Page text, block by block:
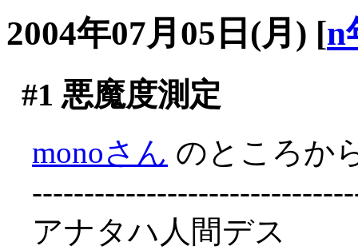
2004年07月05日(月) [n
#1 悪魔度測定
monoさん のところか
アナタハ人間デス